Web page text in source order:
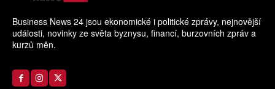
Business News 24 jsou ekonomické i politické zprávy, nejnovější
události, novinky ze světa byznysu, financí, burzovních zpráv a
kurzů měn.